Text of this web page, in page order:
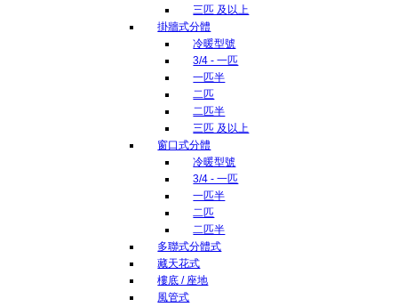
三匹 及以上
掛牆式分體
冷暖型號
3/4 - 一匹
一匹半
二匹
二匹半
三匹 及以上
窗口式分體
冷暖型號
3/4 - 一匹
一匹半
二匹
二匹半
多聯式分體式
藏天花式
樓底 / 座地
風管式